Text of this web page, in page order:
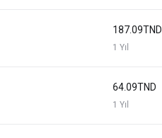
187.09TND
1 Yıl
64.09TND
1 Yıl